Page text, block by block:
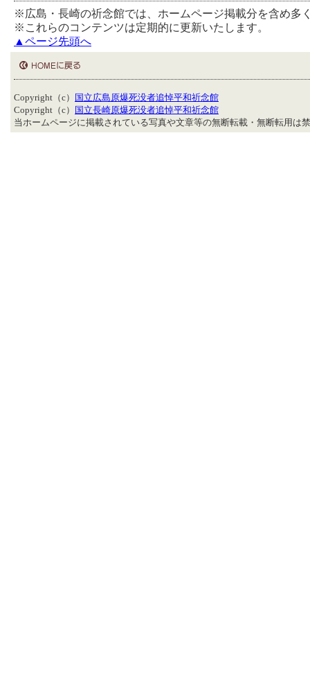
※広島・長崎の祈念館では、ホームページ掲載分を含め多
※これらのコンテンツは定期的に更新いたします。
▲ページ先頭へ
Copyright（c）
国立広島原爆死没者追悼平和祈念館
Copyright（c）
国立長崎原爆死没者追悼平和祈念館
当ホームページに掲載されている写真や文章等の無断転載・無断転用は